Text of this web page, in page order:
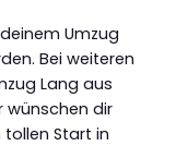
Umzug
Bei weiteren
Lang aus
wünschen dir
Start in